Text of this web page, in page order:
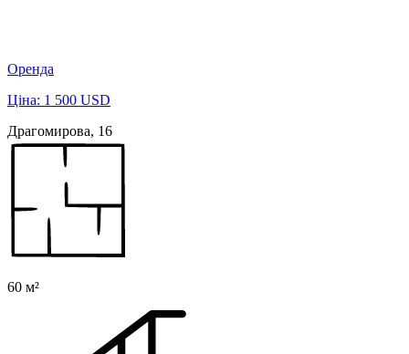
Оренда
Ціна: 1 500 USD
Драгомирова, 16
60 м²